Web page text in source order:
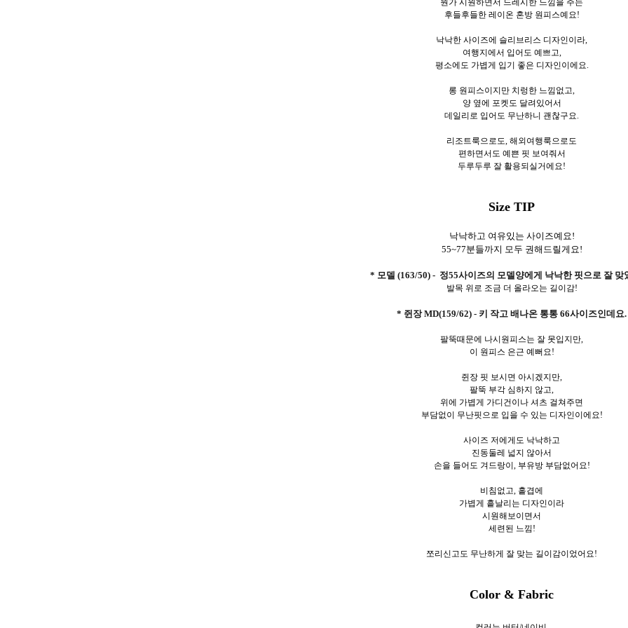
후들후들한 레이온 혼방 원피스예요!
낙낙한 사이즈에 슬리브리스 디자인이라,
여행지에서 입어도 예쁘고,
평소에도 가볍게 입기 좋은 디자인이에요.
롱 원피스이지만 치렁한 느낌없고,
양 옆에 포켓도 달려있어서
데일리로 입어도 무난하니 괜찮구요.
리조트룩으로도, 해외여행룩으로도
편하면서도 예쁜 핏 보여줘서
두루두루 잘 활용되실거에요!
Size TIP
낙낙하고 여유있는 사이즈예요!
55~77분들까지 모두 권해드릴게요!
* 모델 (163/50) - 정55사이즈의 모델양에게 낙낙한 핏으로 잘 맞
발목 위로 조금 더 올라오는 길이감!
* 쥔장 MD(159/62) - 키 작고 배나온 통통 66사이즈인데요.
팔뚝때문에 나시원피스는 잘 못입지만,
이 원피스 은근 예뻐요!
쥔장 핏 보시면 아시겠지만,
팔뚝 부각 심하지 않고,
위에 가볍게 가디건이나 셔츠 걸쳐주면
부담없이 무난핏으로 입을 수 있는 디자인이에요!
사이즈 저에게도 낙낙하고
진동둘레 넓지 않아서
손을 들어도 겨드랑이, 부유방 부담없어요!
비침없고, 홑겹에
가볍게 흩날리는 디자인이라
시원해보이면서
세련된 느낌!
쪼리신고도 무난하게 잘 맞는 길이감이었어요!
Color & Fabric